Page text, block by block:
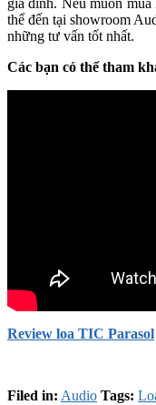
gia đình. Nếu muốn
thể đến tại showroom
những tư vấn tốt nhất.
Các bạn có thể tham
Review loa TIC Parasol
Filed in: Audio Tags: